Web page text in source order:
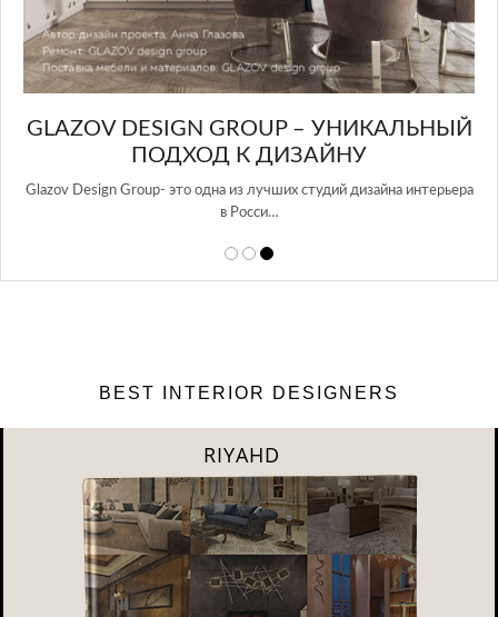
GLAZOV DESIGN GROUP – УНИКАЛЬНЫЙ
ПОДХОД К ДИЗАЙНУ
Glazov Design Group- это одна из лучших студий дизайна интерьера
в Росси…
BEST INTERIOR DESIGNERS
RIYAHD